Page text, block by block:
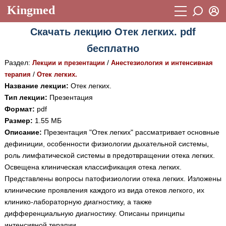
Kingmed
Учебный материал
Фотогалерея (1906)
Истории болезней
Лекции и презентации
Аккредитационные тесты (6)
Методические рекомендации 1050
Научно-популярное
Статьи
Новости (244)
Пароль
Восстановить пароль
Регистрация
Скачать лекцию Отек легких. pdf
бесплатно
Раздел: Лекции и презентации/ Анестезиология и интенсивная
терапия / Отек легких.
Название лекции: Отек легких.
Тип лекции: Презентация
Формат: pdf
Размер: 1.55 МБ
Описание: Презентация "Отек легких" рассматривает основные
дефиниции, особенности физиологии дыхательной системы,
роль лимфатической системы в предотвращении отека легких.
Освещена клиническая классификация отека легких.
Представлены вопросы патофизиологии отека легких. Изложены
клинические проявления каждого из вида отеков легкого, их
клинико-лабораторную диагностику, а также
дифференциальную диагностику. Описаны принципы